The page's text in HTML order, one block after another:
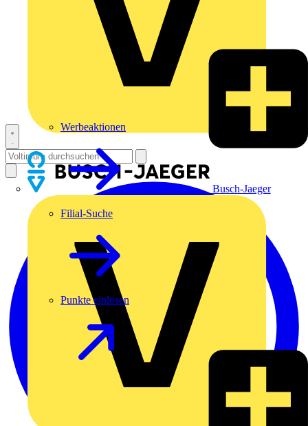
Busch-Jaeger
Werbeaktionen
Filial-Suche
Punkte einlösen